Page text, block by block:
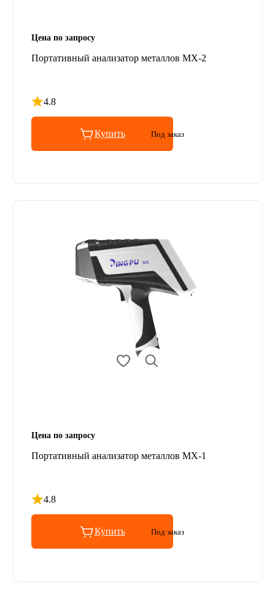
Цена по запросу
Портативный анализатор металлов MX-2
4.8
Рейтинг 4.8 из 5
Купить Под заказ
Цена по запросу
Портативный анализатор металлов MX-1
4.8
Рейтинг 4.8 из 5
Купить Под заказ